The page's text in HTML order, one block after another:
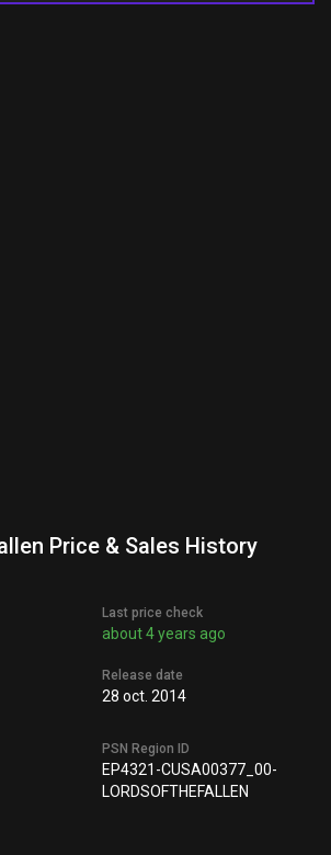
Price & Sales History
Last price check
about 4 years ago
Release date
28 oct. 2014
PSN Region ID
EP4321-CUSA00377_00-
LORDSOFTHEFALLEN